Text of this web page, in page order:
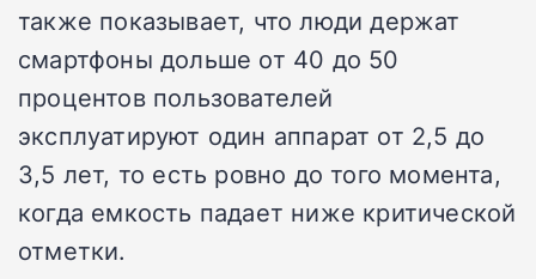
также показывает, что люди держат
смартфоны дольше от 40 до 50
процентов пользователей
эксплуатируют один аппарат от 2,5 до
3,5 лет, то есть ровно до того момента,
когда емкость падает ниже критической
отметки.